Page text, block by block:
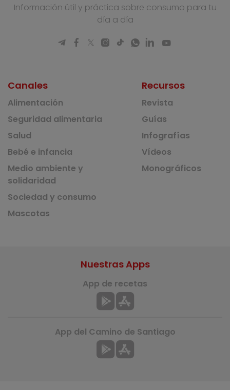
Información útil y práctica sobre consumo para tu
día a día
Canales
Alimentación
Seguridad alimentaria
Salud
Bebé e infancia
Medio ambiente y
solidaridad
Sociedad y consumo
Mascotas
Recursos
Revista
Guías
Infografías
Vídeos
Monográficos
Nuestras Apps
App de recetas
App del Camino de Santiago